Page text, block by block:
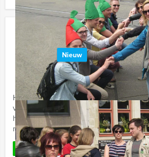
Sherlock Holmes
Apeldoorn
Nieuw
Vanaf€ 27,50 p.p. excl.
Vanaf 12 personen ‐ 2 uur
Holland Tour Guides komt nu met een
virtuele game in het centrum van
heeft dringend jullie hulp nodig om een
moordzaak op te ...
LEES MEER